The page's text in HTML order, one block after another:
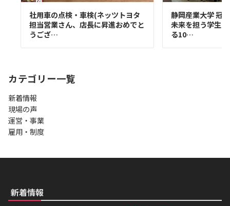
社用車の点検・車検(ネッツトヨタ
担当営業さん、店長に昇進おめでと
うござ…
静岡産業大学 冠
未来を担う学生
る10…
カテゴリー一覧
新着情報
現場の声
運営・事業
雇用・制度
新着情報